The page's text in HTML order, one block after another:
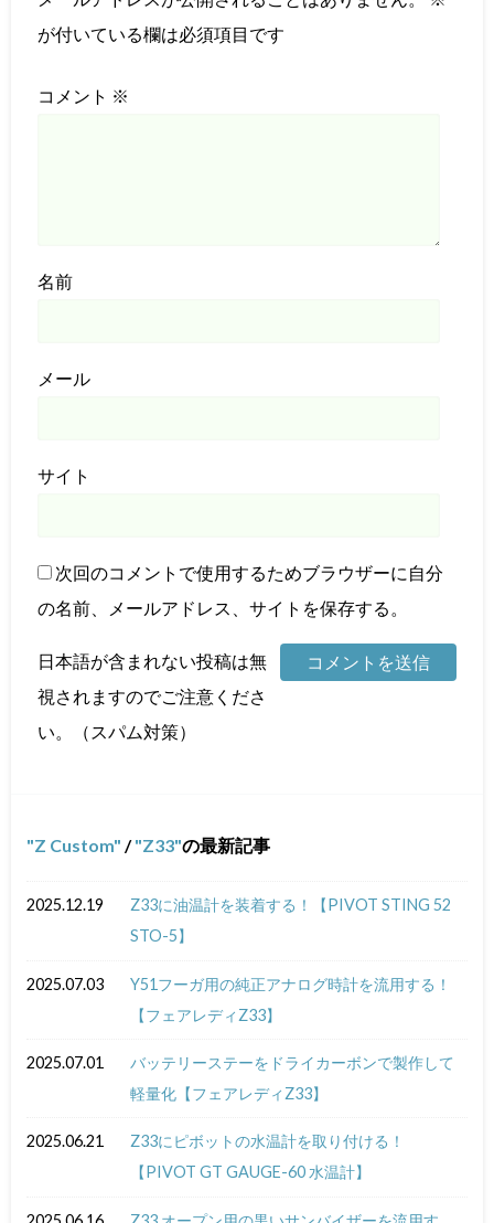
が付いている欄は必須項目です
コメント ※
名前
メール
サイト
次回のコメントで使用するためブラウザーに自分
の名前、メールアドレス、サイトを保存する。
日本語が含まれない投稿は無
視されますのでご注意くださ
い。（スパム対策）
Z Custom / Z33 の最新記事
2025.12.19
Z33に油温計を装着する！【PIVOT STING 52
STO-5】
2025.07.03
Y51フーガ用の純正アナログ時計を流用する！
【フェアレディZ33】
2025.07.01
バッテリーステーをドライカーボンで製作して
軽量化【フェアレディZ33】
2025.06.21
Z33にピボットの水温計を取り付ける！
【PIVOT GT GAUGE-60 水温計】